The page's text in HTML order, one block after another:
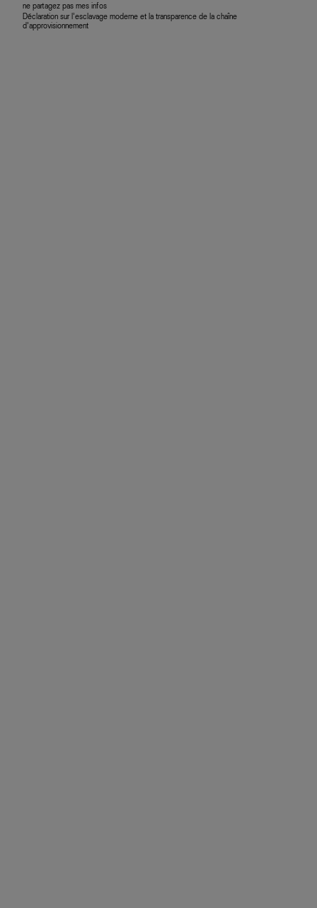
ne partagez pas mes infos
Déclaration sur l’esclavage moderne et la transparence de la chaîne
d’approvisionnement